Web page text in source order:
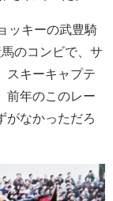
ッキーの武豊騎
のコンビで、サ
スキーキャプテ
前年のこのレー
がなかっただろ